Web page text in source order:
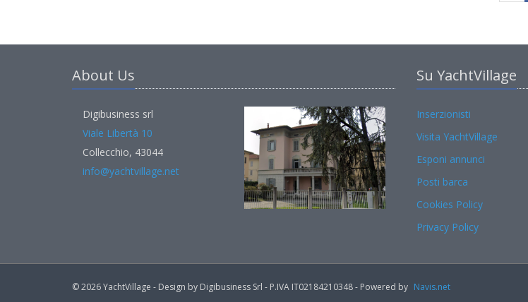
About Us
Digibusiness srl
Viale Libertà 10
Collecchio, 43044
info@yachtvillage.net
Su YachtVillage
Inserzionisti
Visita YachtVillage
Esponi annunci
Posti barca
Cookies Policy
Privacy Policy
© 2026 YachtVillage - Design by Digibusiness Srl - P.IVA IT02184210348 - Powered by Navis.net